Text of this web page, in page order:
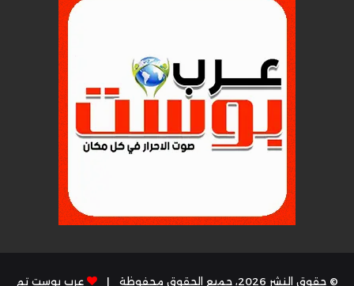
© حقوق النشر 2026، جميع الحقوق محفوظة | عرب بوست تم